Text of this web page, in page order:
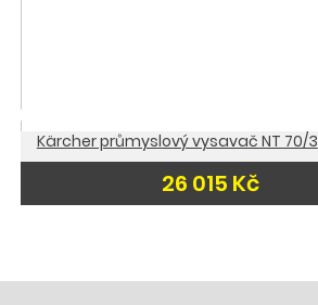
Kärcher průmyslový vysavač NT 70/3
26 015 Kč